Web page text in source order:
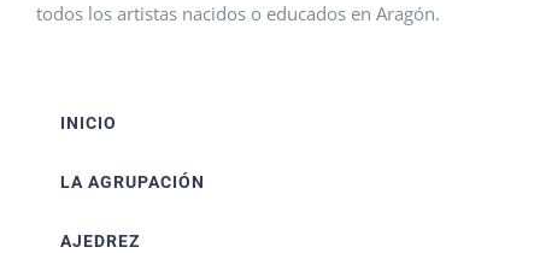
todos los artistas nacidos o educados en Aragón.
INICIO
LA AGRUPACIÓN
AJEDREZ